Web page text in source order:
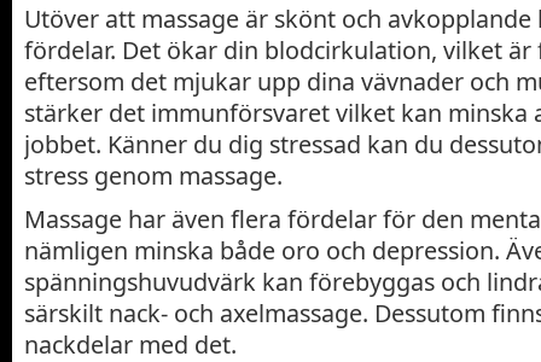
Utöver att massage är skönt och
fördelar. Det ökar din blodcirkulation, vilket
eftersom det mjukar upp dina vävnader och
stärker det immunförsvaret vilket kan minska
jobbet. Känner du dig stressad kan du
stress genom massage.
Massage har även flera fördelar för den
nämligen minska både oro och depression.
spänningshuvudvärk kan förebyggas och
särskilt nack- och axelmassage. Dessutom
nackdelar med det.